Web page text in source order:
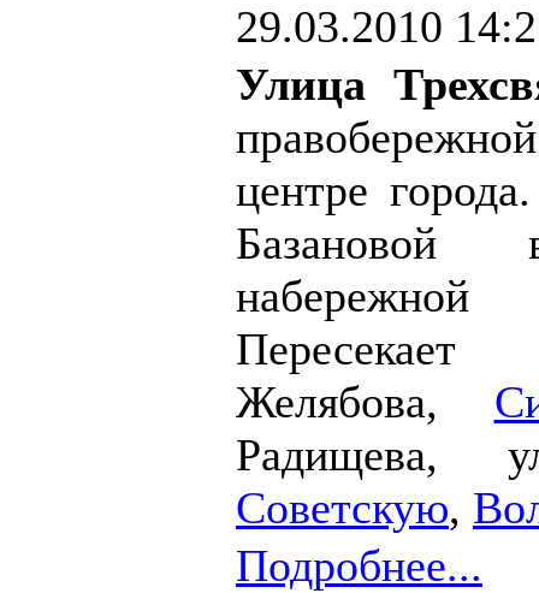
29.03.2010
Улица
центре
Желябова,
Радищева,
Советскую,
Подробнее...